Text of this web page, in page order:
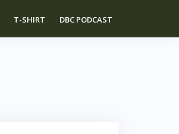
T-SHIRT DBC PODCAST